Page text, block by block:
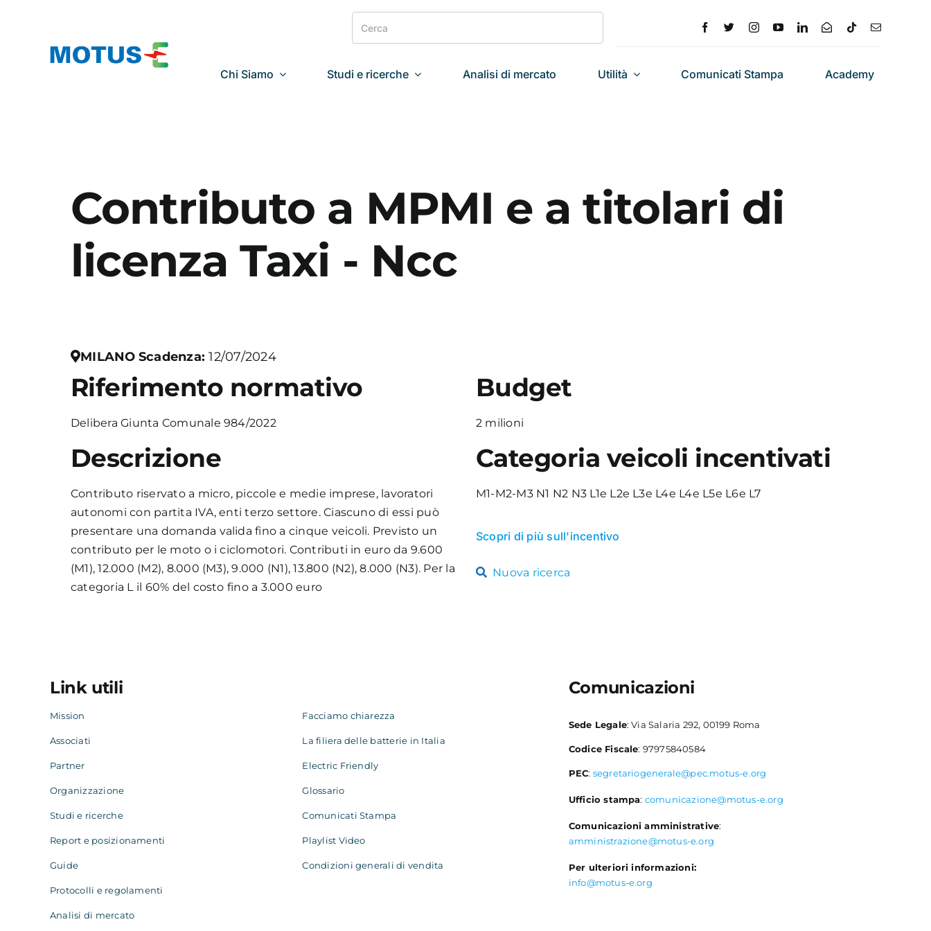
contenuto
Search
for:
Chi Siamo Studi e ricerche Analisi di mercato Utilità Comunicati Stampa Academy
Contributo a MPMI e a titolari di
licenza Taxi - Ncc
MILANO Scadenza:12/07/2024
Riferimento normativo
Delibera Giunta Comunale 984/2022
Descrizione
Contributo riservato a micro, piccole e medie imprese, lavoratori
autonomi con partita IVA, enti terzo settore. Ciascuno di essi può
presentare una domanda valida fino a cinque veicoli. Previsto un
contributo per le moto o i ciclomotori. Contributi in euro da 9.600
(M1), 12.000 (M2), 8.000 (M3), 9.000 (N1), 13.800 (N2), 8.000 (N3). Per la
categoria L il 60% del costo fino a 3.000 euro
Budget
2 milioni
Categoria veicoli incentivati
M1-M2-M3 N1 N2 N3 L1e L2e L3e L4e L4e L5e L6e L7
Scopri di più sull'incentivo
Nuova ricerca
Link utili
Mission
Associati
Partner
Organizzazione
Studi e ricerche
Report e posizionamenti
Guide
Protocolli e regolamenti
Analisi di mercato
Facciamo chiarezza
La filiera delle batterie in Italia
Electric Friendly
Glossario
Comunicati Stampa
Playlist Video
Condizioni generali di vendita
Comunicazioni
Sede Legale: Via Salaria 292, 00199 Roma
Codice Fiscale: 97975840584
PEC: segretariogenerale@pec.motus-e.org
Ufficio stampa: comunicazione@motus-e.org
Comunicazioni amministrative:
amministrazione@motus-e.org
Per ulteriori informazioni:
info@motus-e.org